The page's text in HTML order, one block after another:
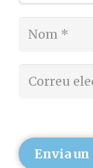
Envia